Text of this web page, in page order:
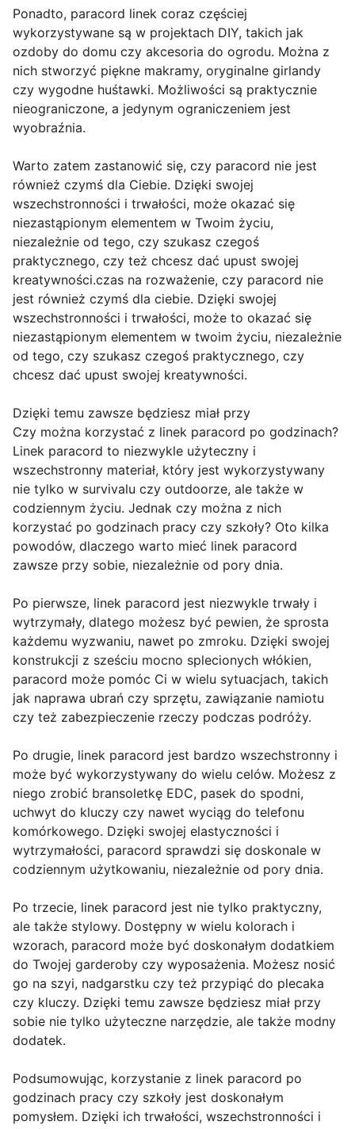
Ponadto, paracord linek coraz częściej
wykorzystywane są w projektach DIY, takich jak
ozdoby do domu czy akcesoria do ogrodu. Można z
nich stworzyć piękne makramy, oryginalne girlandy
czy wygodne huśtawki. Możliwości są praktycznie
nieograniczone, a jedynym ograniczeniem jest
wyobraźnia.
Warto zatem zastanowić się, czy paracord nie jest
również czymś dla Ciebie. Dzięki swojej
wszechstronności i trwałości, może okazać się
niezastąpionym elementem w Twoim życiu,
niezależnie od tego, czy szukasz czegoś
praktycznego, czy też chcesz dać upust swojej
kreatywności.czas na rozważenie, czy paracord nie
jest również czymś dla ciebie. Dzięki swojej
wszechstronności i trwałości, może to okazać się
niezastąpionym elementem w twoim życiu, niezależnie
od tego, czy szukasz czegoś praktycznego, czy
chcesz dać upust swojej kreatywności.
Dzięki temu zawsze będziesz miał przy
Czy można korzystać z linek paracord po godzinach?
Linek paracord to niezwykle użyteczny i
wszechstronny materiał, który jest wykorzystywany
nie tylko w survivalu czy outdoorze, ale także w
codziennym życiu. Jednak czy można z nich
korzystać po godzinach pracy czy szkoły? Oto kilka
powodów, dlaczego warto mieć linek paracord
zawsze przy sobie, niezależnie od pory dnia.
Po pierwsze, linek paracord jest niezwykle trwały i
wytrzymały, dlatego możesz być pewien, że sprosta
każdemu wyzwaniu, nawet po zmroku. Dzięki swojej
konstrukcji z sześciu mocno splecionych włókien,
paracord może pomóc Ci w wielu sytuacjach, takich
jak naprawa ubrań czy sprzętu, zawiązanie namiotu
czy też zabezpieczenie rzeczy podczas podróży.
Po drugie, linek paracord jest bardzo wszechstronny i
może być wykorzystywany do wielu celów. Możesz z
niego zrobić bransoletkę EDC, pasek do spodni,
uchwyt do kluczy czy nawet wyciąg do telefonu
komórkowego. Dzięki swojej elastyczności i
wytrzymałości, paracord sprawdzi się doskonale w
codziennym użytkowaniu, niezależnie od pory dnia.
Po trzecie, linek paracord jest nie tylko praktyczny,
ale także stylowy. Dostępny w wielu kolorach i
wzorach, paracord może być doskonałym dodatkiem
do Twojej garderoby czy wyposażenia. Możesz nosić
go na szyi, nadgarstku czy też przypiąć do plecaka
czy kluczy. Dzięki temu zawsze będziesz miał przy
sobie nie tylko użyteczne narzędzie, ale także modny
dodatek.
Podsumowując, korzystanie z linek paracord po
godzinach pracy czy szkoły jest doskonałym
pomysłem. Dzięki ich trwałości, wszechstronności i